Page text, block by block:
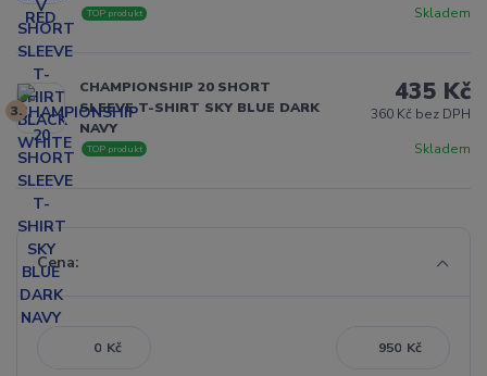
Skladem
TOP produkt
3.
CHAMPIONSHIP 20 SHORT
SLEEVE T-SHIRT SKY BLUE DARK
NAVY
Skladem
TOP produkt
435 Kč
360 Kč bez DPH
Cena:
Kč Kč